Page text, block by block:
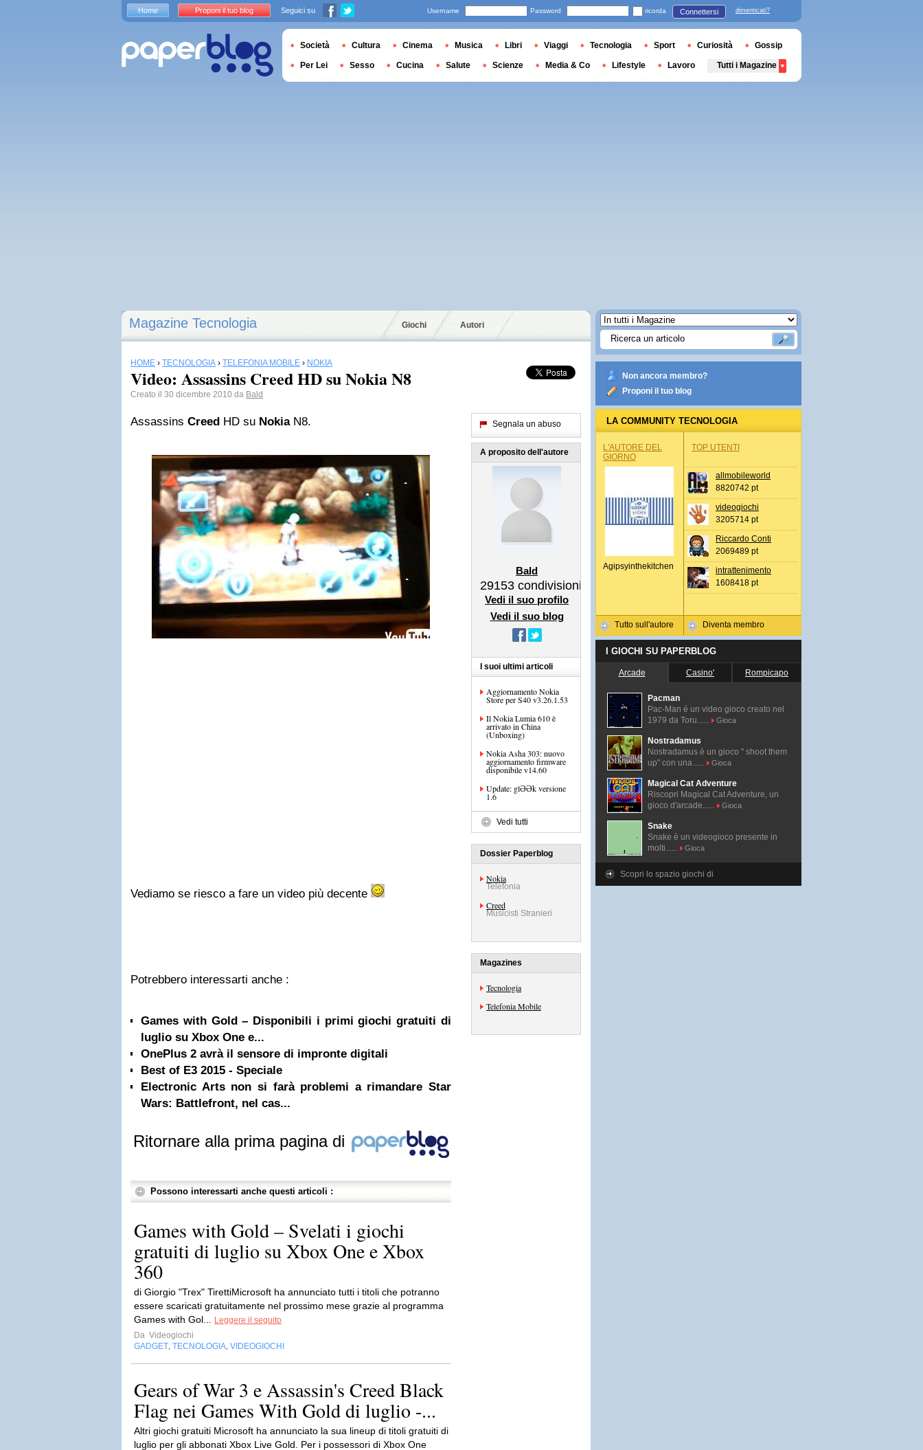
Magazine Tecnologia Giochi Autori
HOME › TECNOLOGIA › TELEFONIA MOBILE › NOKIA
Video: Assassins Creed HD su Nokia N8
Creato il 30 dicembre 2010 da Bald
Assassins Creed HD su NokiaN8.
Vediamo se riesco a fare un video più decente
Potrebbero interessarti anche :
Games with Gold – Disponibili i primi giochi gratuiti di
luglio su Xbox One e...
OnePlus 2 avrà il sensore di impronte digitali
Best of E3 2015 - Speciale
Electronic Arts non si farà problemi a rimandare Star
Wars: Battlefront, nel cas...
Ritornare alla prima pagina di
Possono interessarti anche questi articoli :
Games with Gold – Svelati i giochi
gratuiti di luglio su Xbox One e Xbox
360
di Giorgio "Trex" TirettiMicrosoft ha annunciato tutti i titoli che potranno
essere scaricati gratuitamente nel prossimo mese grazie al programma
Games with Gol...
Leggere il seguito
Da Videogiochi
GADGET TECNOLOGIA VIDEOGIOCHI
Gears of War 3 e Assassin's Creed Black
Flag nei Games With Gold di luglio -...
Altri giochi gratuiti Microsoft ha annunciato la sua lineup di titoli gratuiti di
luglio per gli abbonati Xbox Live Gold. Per i possessori di Xbox One
Segnala un abuso
A proposito dell'autore
Bald
29153 condivisioni
Vedi il suo profilo
Vedi il suo blog
I suoi ultimi articoli
Aggiornamento Nokia
Store per S40 v3.26.1.53
Il Nokia Lumia 610 è
arrivato in China
(Unboxing)
Nokia Asha 303: nuovo
aggiornamento firmware
disponibile v14.60
Update: glƏƏk versione
1.6
Vedi tutti
Dossier Paperblog
Nokia
Telefonia
Creed
Musicisti Stranieri
Magazines
Tecnologia
Telefonia Mobile
Non ancora membro?
Proponi il tuo blog
LA COMMUNITY TECNOLOGIA
L'AUTORE DEL
GIORNO
Agipsyinthekitchen
Tutto sull'autore
TOP UTENTI
allmobileworld
8820742 pt
videogiochi
3205714 pt
Riccardo Conti
2069489 pt
intrattenimento
1608418 pt
Diventa membro
I GIOCHI SU PAPERBLOG
Arcade Casino' Rompicapo
Pacman
Pac-Man é un video gioco creato nel
1979 da Toru......
Gioca
Nostradamus
Nostradamus è un gioco " shoot them
up" con una......
Gioca
Magical Cat Adventure
Riscopri Magical Cat Adventure, un
gioco d'arcade......
Gioca
Snake
Snake è un videogioco presente in
molti......
Gioca
Scopri lo spazio giochi di
Home Proponi il tuo blog Seguici su Username Password ricorda Connettersi dimenticati?
Società Cultura Cinema Musica Libri Viaggi Tecnologia Sport Curiosità Gossip
Per Lei Sesso Cucina Salute Scienze Media & Co Lifestyle Lavoro Tutti i Magazine